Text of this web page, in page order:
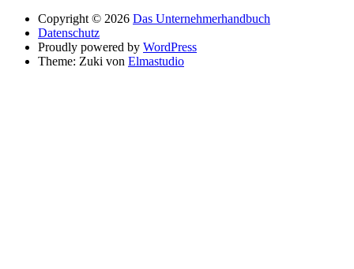
Copyright © 2026 Das Unternehmerhandbuch
Datenschutz
Proudly powered by WordPress
Theme: Zuki von Elmastudio